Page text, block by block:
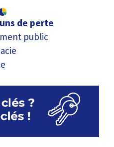
de perte
public